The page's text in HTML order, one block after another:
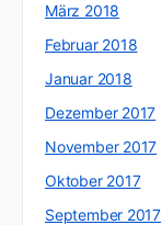
März 2018
Februar 2018
Januar 2018
Dezember 2017
November 2017
Oktober 2017
September 2017